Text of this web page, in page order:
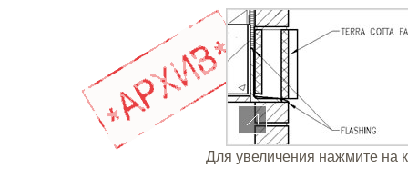
Для увеличения нажмите на